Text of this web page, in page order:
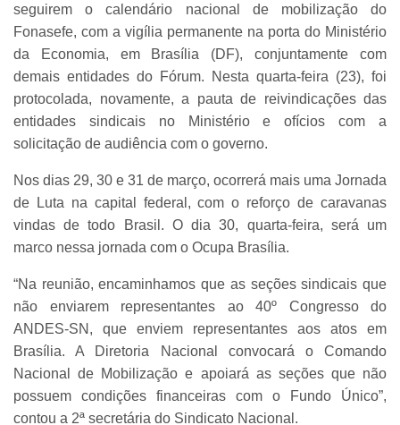
seguirem o calendário nacional de mobilização do
Fonasefe, com a vigília permanente na porta do Ministério
da Economia, em Brasília (DF), conjuntamente com
demais entidades do Fórum. Nesta quarta-feira (23), foi
protocolada, novamente, a pauta de reivindicações das
entidades sindicais no Ministério e ofícios com a
solicitação de audiência com o governo.
Nos dias 29, 30 e 31 de março, ocorrerá mais uma Jornada
de Luta na capital federal, com o reforço de caravanas
vindas de todo Brasil. O dia 30, quarta-feira, será um
marco nessa jornada com o Ocupa Brasília.
“Na reunião, encaminhamos que as seções sindicais que
não enviarem representantes ao 40º Congresso do
ANDES-SN, que enviem representantes aos atos em
Brasília. A Diretoria Nacional convocará o Comando
Nacional de Mobilização e apoiará as seções que não
possuem condições financeiras com o Fundo Único”,
contou a 2ª secretária do Sindicato Nacional.